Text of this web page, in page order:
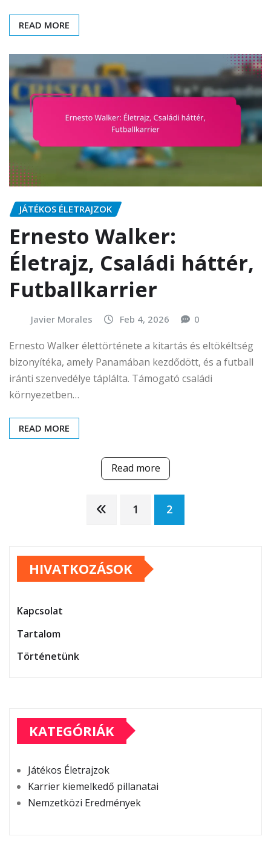
READ MORE
JÁTÉKOS ÉLETRAJZOK
Ernesto Walker:
Életrajz, Családi háttér,
Futballkarrier
Javier Morales Feb 4, 2026 0
Ernesto Walker élettörténete a kitartás és eltökéltség
bizonyítéka, amely Panamában kezdődött, és a futball
iránti szenvedélye táplálta. Támogató családi
környezetben…
READ MORE
Read more
pagination
1 2
HIVATKOZÁSOK
Kapcsolat
Tartalom
Történetünk
KATEGÓRIÁK
Játékos Életrajzok
Karrier kiemelkedő pillanatai
Nemzetközi Eredmények